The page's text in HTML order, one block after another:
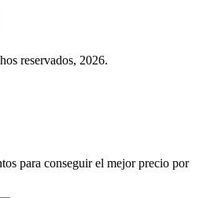
reservados, 2026.
para conseguir el mejor precio por